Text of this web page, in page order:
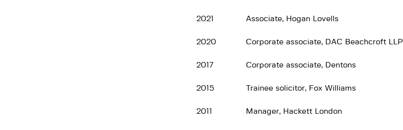
2021 Associate, Hogan Lovells
2020 Corporate associate, DAC Beachcroft LLP
2017 Corporate associate, Dentons
2015 Trainee solicitor, Fox Williams
2011 Manager, Hackett London